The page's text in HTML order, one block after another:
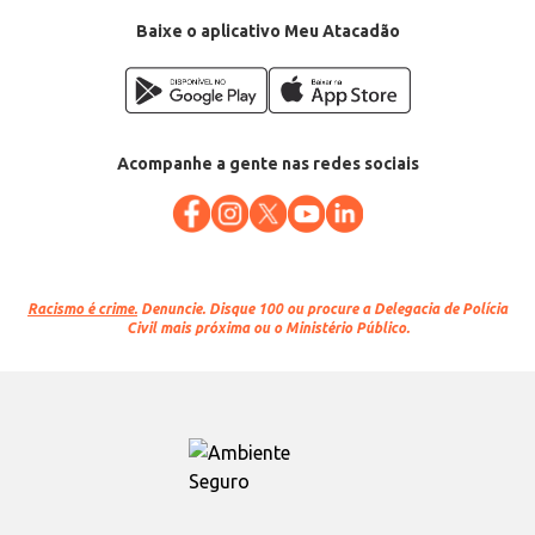
Baixe o aplicativo Meu Atacadão
Acompanhe a gente nas redes sociais
Racismo é crime. Denuncie. Disque 100 ou procure a Delegacia de Polícia
Civil mais próxima ou o Ministério Público.